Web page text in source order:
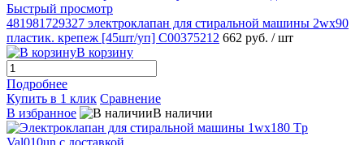
Быстрый просмотр
481981729327 электроклапан для стиральной машины 2wx90
пластик. крепеж [45шт/уп] C00375212 662 руб. / шт
В корзину
Подробнее
Купить в 1 клик Сравнение
В избранное
В наличии